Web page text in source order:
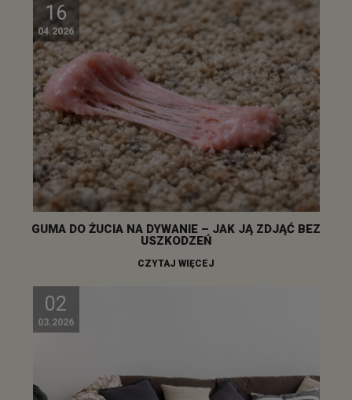
16
04.2026
GUMA DO ŻUCIA NA DYWANIE – JAK JĄ ZDJĄĆ BEZ
USZKODZEŃ
CZYTAJ WIĘCEJ
02
03.2026